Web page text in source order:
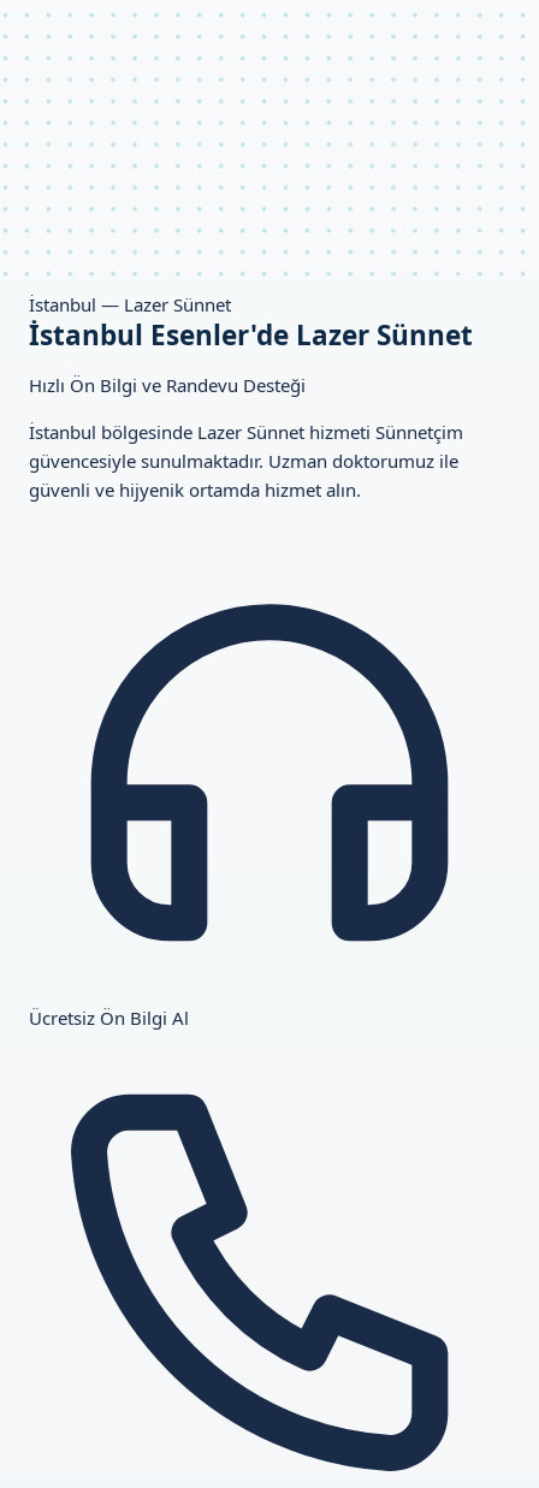
İstanbul — Lazer Sünnet
İstanbul Esenler'de Lazer Sünnet
Hızlı Ön Bilgi ve Randevu Desteği
İstanbul bölgesinde Lazer Sünnet hizmeti Sünnetçim
güvencesiyle sunulmaktadır. Uzman doktorumuz ile
güvenli ve hijyenik ortamda hizmet alın.
Ücretsiz Ön Bilgi Al